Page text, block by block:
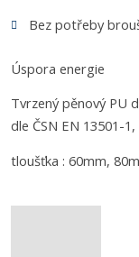
Bez potřeby
Úspora energie
Tvrzený pěnový PU
dle ČSN EN 13501-
tloušťka : 60mm,